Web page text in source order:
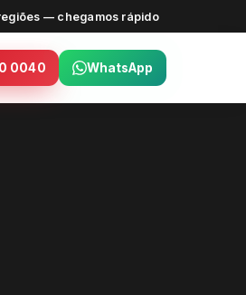
— chegamos rápido
0040 WhatsApp